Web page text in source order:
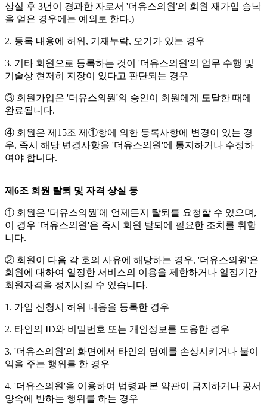
상실 후 3년이 경과한 자로서 '더유스의원'의 회원 재가입 승낙
을 얻은 경우에는 예외로 한다.)
2. 등록 내용에 허위, 기재누락, 오기가 있는 경우
3. 기타 회원으로 등록하는 것이 '더유스의원'의 업무 수행 및
기술상 현저히 지장이 있다고 판단되는 경우
③ 회원가입은 '더유스의원'의 승인이 회원에게 도달한 때에
완료됩니다.
④ 회원은 제15조 제①항에 의한 등록사항에 변경이 있는 경
우, 즉시 해당 변경사항을 '더유스의원'에 통지하거나 수정하
여야 합니다.
제6조 회원 탈퇴 및 자격 상실 등
① 회원은 '더유스의원'에 언제든지 탈퇴를 요청할 수 있으며,
이 경우 '더유스의원'은 즉시 회원 탈퇴에 필요한 조치를 취합
니다.
② 회원이 다음 각 호의 사유에 해당하는 경우, '더유스의원'은
회원에 대하여 일정한 서비스의 이용을 제한하거나 일정기간
회원자격을 정지시킬 수 있습니다.
1. 가입 신청시 허위 내용을 등록한 경우
2. 타인의 ID와 비밀번호 또는 개인정보를 도용한 경우
3. '더유스의원'의 화면에서 타인의 명예를 손상시키거나 불이
익을 주는 행위를 한 경우
4. '더유스의원'을 이용하여 법령과 본 약관이 금지하거나 공서
양속에 반하는 행위를 하는 경우